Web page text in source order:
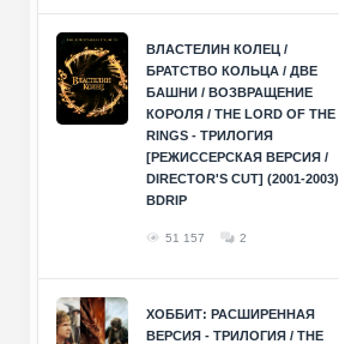
ВЛАСТЕЛИН КОЛЕЦ /
БРАТСТВО КОЛЬЦА / ДВЕ
БАШНИ / ВОЗВРАЩЕНИЕ
КОРОЛЯ / THE LORD OF THE
RINGS - ТРИЛОГИЯ
[РЕЖИССЕРСКАЯ ВЕРСИЯ /
DIRECTOR'S CUT] (2001-2003)
BDRIP
51 157 2
ХОББИТ: РАСШИРЕННАЯ
ВЕРСИЯ - ТРИЛОГИЯ / THE